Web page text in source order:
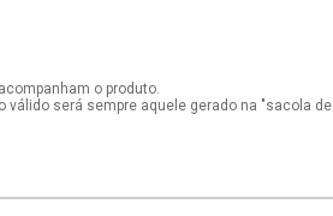
o produto.
válido será sempre aquele gerado na "sacola de